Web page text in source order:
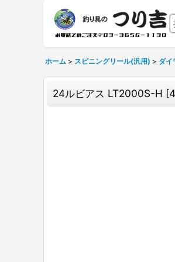
ホーム > スピニングリール(汎用) > ダイ
24ルビアス LT2000S-H [